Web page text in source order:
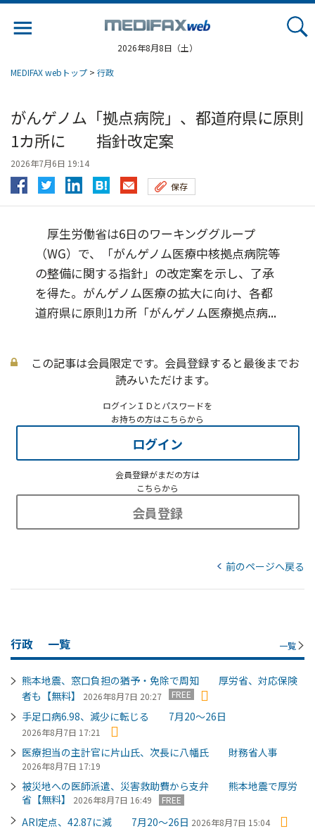
2026年8月8日（土）
MEDIFAX webトップ > 行政
がんゲノム「拠点病院」、都道府県に原則
1カ所に 指針改定案
2026年7月6日 19:14
保存
厚生労働省は6日のワーキンググループ
（WG）で、「がんゲノム医療中核拠点病院等
の整備に関する指針」の改定案を示し、了承
を得た。がんゲノム医療の拡大に向け、各都
道府県に原則1カ所「がんゲノム医療拠点病...
この記事は会員限定です。会員登録すると最後までお
読みいただけます。
ログインＩＤとパスワードを
お持ちの方はこちらから
ログイン
会員登録がまだの方は
こちらから
会員登録
前のページへ戻る
行政 一覧 一覧
熊本地震、窓口負担の猶予・免除で周知 厚労省、対応保険
者も【無料】
2026年8月7日 20:27 FREE
手足口病6.98、減少に転じる 7月20～26日
2026年8月7日 17:21
医療担当の主計官に片山氏、次長に八幡氏 財務省人事
2026年8月7日 17:19
被災地への医師派遣、災害救助費から支弁 熊本地震で厚労
省【無料】
2026年8月7日 16:49 FREE
ARI定点、42.87に減 7月20～26日 2026年8月7日 15:04